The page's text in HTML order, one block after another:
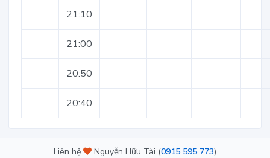
21:10
21:00
20:50
20:40
Liên hệ Nguyễn Hữu Tài (0915 595 773)